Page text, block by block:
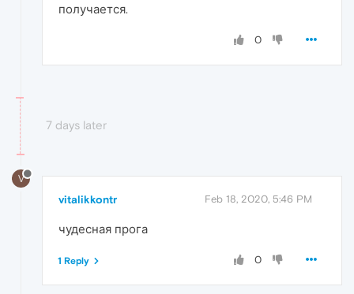
получается.
0
7 days later
V
vitalikkontr Feb 18, 2020, 5:46 PM
чудесная прога
0
1 Reply